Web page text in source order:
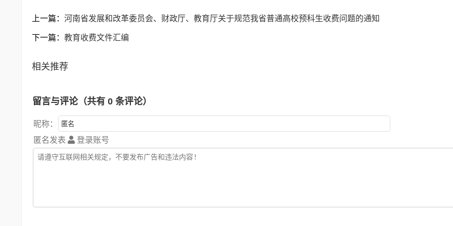
上一篇： 河南省发展和改革委员会、财政厅、教育厅关于规范我省普通高校预科生收费问题的通知
下一篇： 教育收费文件汇编
相关推荐
留言与评论（共有 0 条评论）
昵称：
匿名发表
登录账号